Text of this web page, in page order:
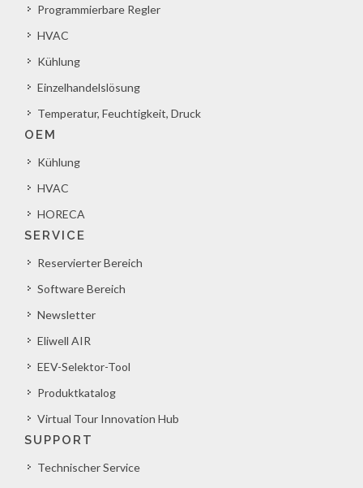
Programmierbare Regler
HVAC
Kühlung
Einzelhandelslösung
Temperatur, Feuchtigkeit, Druck
OEM
Kühlung
HVAC
HORECA
SERVICE
Reservierter Bereich
Software Bereich
Newsletter
Eliwell AIR
EEV-Selektor-Tool
Produktkatalog
Virtual Tour Innovation Hub
SUPPORT
Technischer Service